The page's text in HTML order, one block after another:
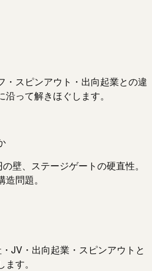
・スピンアウト・出向起業との違
って解きほぐします。
壁、ステージゲートの硬直性。
問題。
JV・出向起業・スピンアウトと
す。